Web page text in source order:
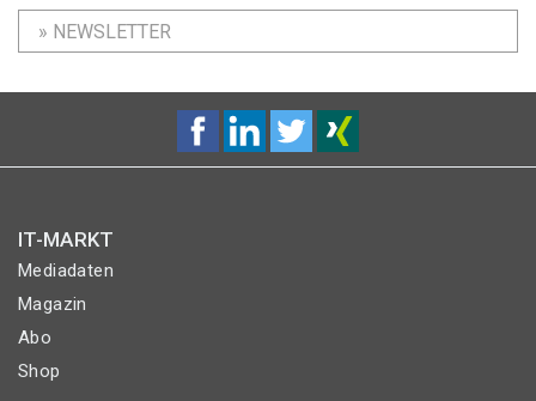
» NEWSLETTER
IT-MARKT
Mediadaten
Magazin
Abo
Shop